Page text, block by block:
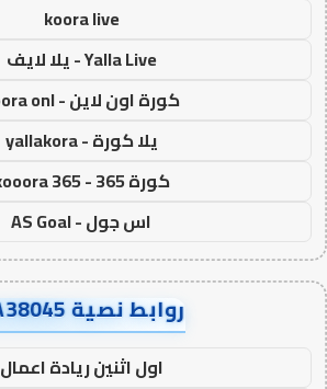
koora live
Yalla Live - يلا لايف
كورة اون لاين - koora onl
يلا كورة - yallakora
كورة 365 - kooora 365
اس جول - AS Goal
روابط نصية AA38045
اول اثنين ريادة اعمال